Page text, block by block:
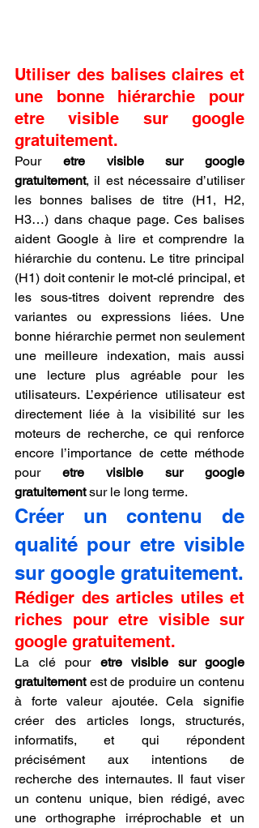
Utiliser des balises claires et
une bonne hiérarchie pour
etre visible sur google
gratuitement.
Pour etre visible sur google
gratuitement, il est nécessaire d’utiliser
les bonnes balises de titre (H1, H2,
H3…) dans chaque page. Ces balises
aident Google à lire et comprendre la
hiérarchie du contenu. Le titre principal
(H1) doit contenir le mot-clé principal, et
les sous-titres doivent reprendre des
variantes ou expressions liées. Une
bonne hiérarchie permet non seulement
une meilleure indexation, mais aussi
une lecture plus agréable pour les
utilisateurs. L’expérience utilisateur est
directement liée à la visibilité sur les
moteurs de recherche, ce qui renforce
encore l’importance de cette méthode
pour etre visible sur google
gratuitement sur le long terme.
Créer un contenu de
qualité pour etre visible
sur google gratuitement.
Rédiger des articles utiles et
riches pour etre visible sur
google gratuitement.
La clé pour etre visible sur google
gratuitement est de produire un contenu
à forte valeur ajoutée. Cela signifie
créer des articles longs, structurés,
informatifs, et qui répondent
précisément aux intentions de
recherche des internautes. Il faut viser
un contenu unique, bien rédigé, avec
une orthographe irréprochable et un